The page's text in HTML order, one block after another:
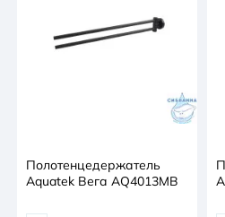
Полотенцедержатель
Aquatek Вега AQ4013MB